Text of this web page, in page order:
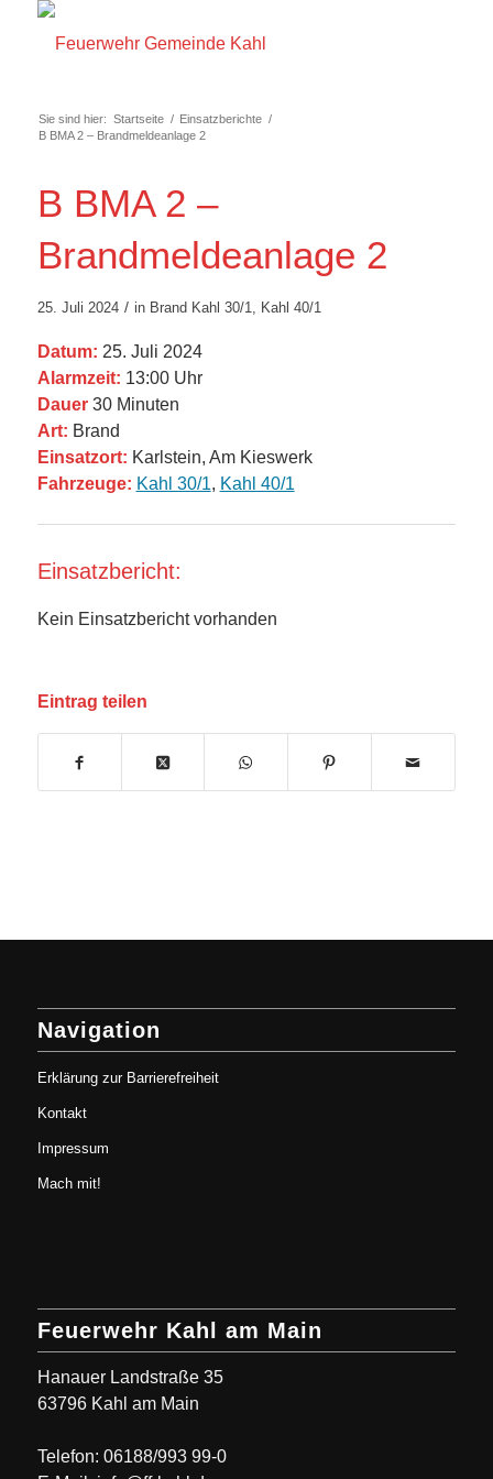
Sie sind hier: Startseite / Einsatzberichte /
B BMA 2 – Brandmeldeanlage 2
B BMA 2 –
Brandmeldeanlage 2
25. Juli 2024 / in Brand Kahl 30/1, Kahl 40/1
Datum: 25. Juli 2024
Alarmzeit: 13:00 Uhr
Dauer30 Minuten
Art: Brand
Einsatzort: Karlstein, Am Kieswerk
Fahrzeuge: Kahl 30/1, Kahl 40/1
Einsatzbericht:
Kein Einsatzbericht vorhanden
Eintrag teilen
Navigation
Erklärung zur Barrierefreiheit
Kontakt
Impressum
Mach mit!
Feuerwehr Kahl am Main
Hanauer Landstraße 35
63796 Kahl am Main
Telefon: 06188/993 99-0